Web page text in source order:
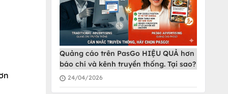
Quảng cáo trên PasGo HIỆU QUẢ hơn
báo chí và kênh truyền thống. Tại sao?
24/04/2026